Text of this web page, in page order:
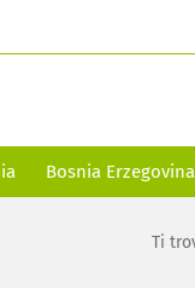
Bosnia Erzegovina
Ti